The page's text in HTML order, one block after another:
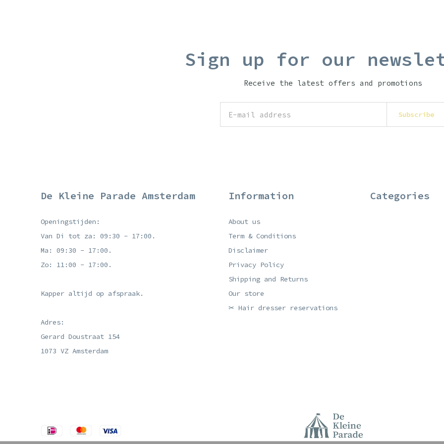
Sign up for our
Receive the latest offers and promotions
Subscribe
De Kleine Parade Amsterdam
Openingstijden:
Van Di tot za: 09:30 - 17:00.
Ma: 09:30 - 17:00.
Zo: 11:00 - 17:00.
Kapper altijd op afspraak.
Adres:
Gerard Doustraat 154
1073 VZ Amsterdam
Information
About us
Term & Conditions
Disclaimer
Privacy Policy
Shipping and Returns
Our store
✂ Hair dresser reservations
Categories